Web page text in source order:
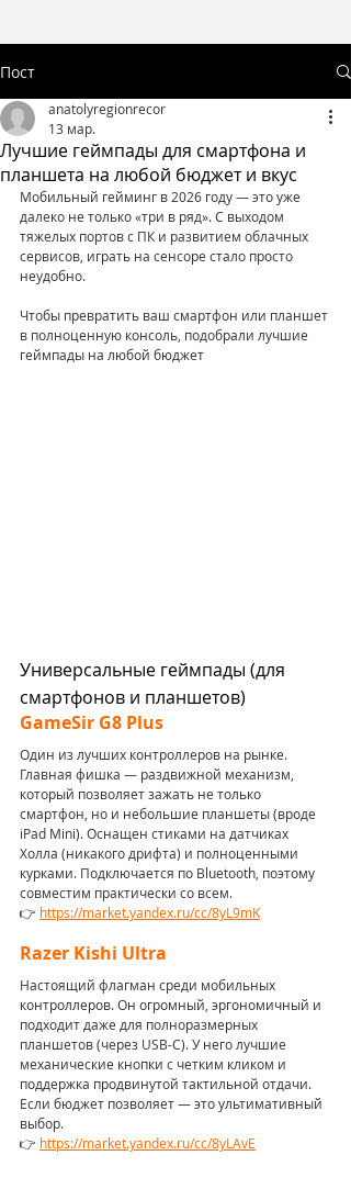
Пост
Лучшие геймпады для смартфона и
планшета на любой бюджет и вкус
anatolyregionrecor
13 мар.
Мобильный гейминг в 2026 году — это уже
далеко не только «три в ряд». С выходом
тяжелых портов с ПК и развитием облачных
сервисов, играть на сенсоре стало просто
неудобно.
Чтобы превратить ваш смартфон или планшет
в полноценную консоль, подобрали лучшие
геймпады на любой бюджет
Универсальные геймпады (для
смартфонов и планшетов)
GameSir G8 Plus
Один из лучших контроллеров на рынке.
Главная фишка — раздвижной механизм,
который позволяет зажать не только
смартфон, но и небольшие планшеты (вроде
iPad Mini). Оснащен стиками на датчиках
Холла (никакого дрифта) и полноценными
курками. Подключается по Bluetooth, поэтому
совместим практически со всем.
👉 https://market.yandex.ru/cc/8yL9mK
Razer Kishi Ultra
Настоящий флагман среди мобильных
контроллеров. Он огромный, эргономичный и
подходит даже для полноразмерных
планшетов (через USB-C). У него лучшие
механические кнопки с четким кликом и
поддержка продвинутой тактильной отдачи.
Если бюджет позволяет — это ультимативный
выбор.
👉 https://market.yandex.ru/cc/8yLAvE